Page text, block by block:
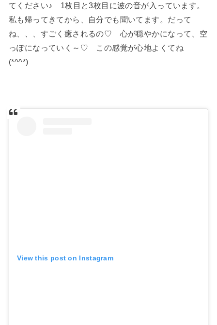
てください♪ 1枚目と3枚目に波の音が入っています。
私も帰ってきてから、自分でも聞いてます。だって
ね、、、すごく癒されるの♡ 心が穏やかになって、空
っぽになっていく～♡ この感覚が心地よくてね
(*^^*)
View this post on Instagram